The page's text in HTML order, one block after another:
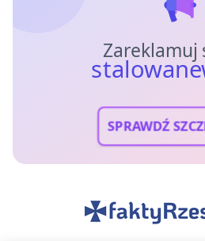
Zareklamuj
SPRAWDŹ